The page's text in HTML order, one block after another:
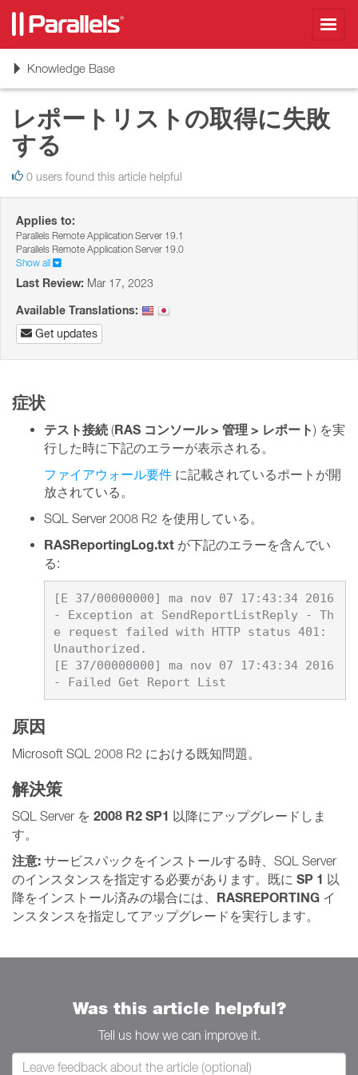
ToggleKnowledge Base
レポートリストの取得に失敗
する
0 users found this article helpful
Applies to:
Parallels Remote Application Server 19.1
Parallels Remote Application Server 19.0
Show all
Last Review: Mar 17, 2023
Available Translations:
Get updates
症状
テスト接続 (RAS コンソール > 管理 > レポート) を実
行した時に下記のエラーが表示される。
ファイアウォール要件 に記載されているポートが開
放されている。
SQL Server 2008 R2 を使用している。
RASReportingLog.txt が下記のエラーを含んでい
る:
[E 37/00000000] ma nov 07 17:43:34 2016
- Exception at SendReportListReply - Th
e request failed with HTTP status 401:
Unauthorized.
[E 37/00000000] ma nov 07 17:43:34 2016
原因
Microsoft SQL 2008 R2 における既知問題。
解決策
SQL Server を 2008 R2 SP1 以降にアップグレードしま
す。
注意: サービスパックをインストールする時、SQL Server
のインスタンスを指定する必要があります。既に SP 1 以
降をインストール済みの場合には、 RASREPORTING イ
ンスタンスを指定してアップグレードを実行します。
Was this article helpful?
Tell us how we can improve it.